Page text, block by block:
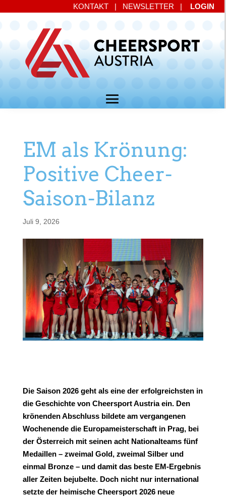
KONTAKT | NEWSLETTER | LOGIN
EM als Krönung:
Positive Cheer-
Saison-Bilanz
Juli 9, 2026
Die Saison 2026 geht als eine der erfolgreichsten in
die Geschichte von Cheersport Austria ein. Den
krönenden Abschluss bildete am vergangenen
Wochenende die Europameisterschaft in Prag, bei
der Österreich mit seinen acht Nationalteams fünf
Medaillen – zweimal Gold, zweimal Silber und
einmal Bronze – und damit das beste EM-Ergebnis
aller Zeiten bejubelte. Doch nicht nur international
setzte der heimische Cheersport 2026 neue